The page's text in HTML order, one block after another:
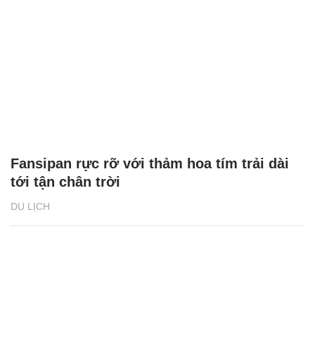
DU LỊCH
Fansipan rực rỡ với thảm hoa tím trải dài
tới tận chân trời